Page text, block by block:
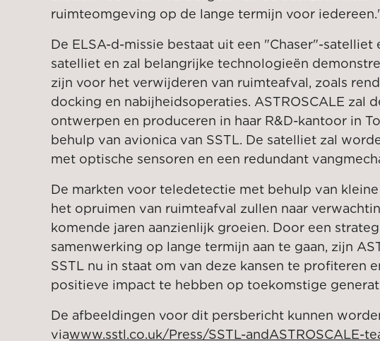
ruimteomgeving op de lange termijn voor
De ELSA-d-missie bestaat uit een "Chaser"-satelliet
satelliet en zal belangrijke technologieën
zijn voor het verwijderen van ruimteafval, zoals
docking en nabijheidsoperaties. ASTROSCALE zal
ontwerpen en produceren in haar R&D-kantoor in
behulp van avionica van SSTL. De satelliet zal
met optische sensoren en een redundant
De markten voor teledetectie met behulp van
het opruimen van ruimteafval zullen naar
komende jaren aanzienlijk groeien. Door een
samenwerking op lange termijn aan te gaan, zijn
SSTL nu in staat om van deze kansen te profiteren
positieve impact te hebben op toekomstige
De afbeeldingen voor dit persbericht kunnen
viawww.sstl.co.uk/Press/SSTL-andASTROSCALE-